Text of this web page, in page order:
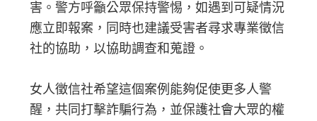
害。警方呼籲公眾保持警惕，如遇到可疑情況
應立即報案，同時也建議受害者尋求專業徵信
社的協助，以協助調查和蒐證。
女人徵信社希望這個案例能夠促使更多人警
醒，共同打擊詐騙行為，並保護社會大眾的權